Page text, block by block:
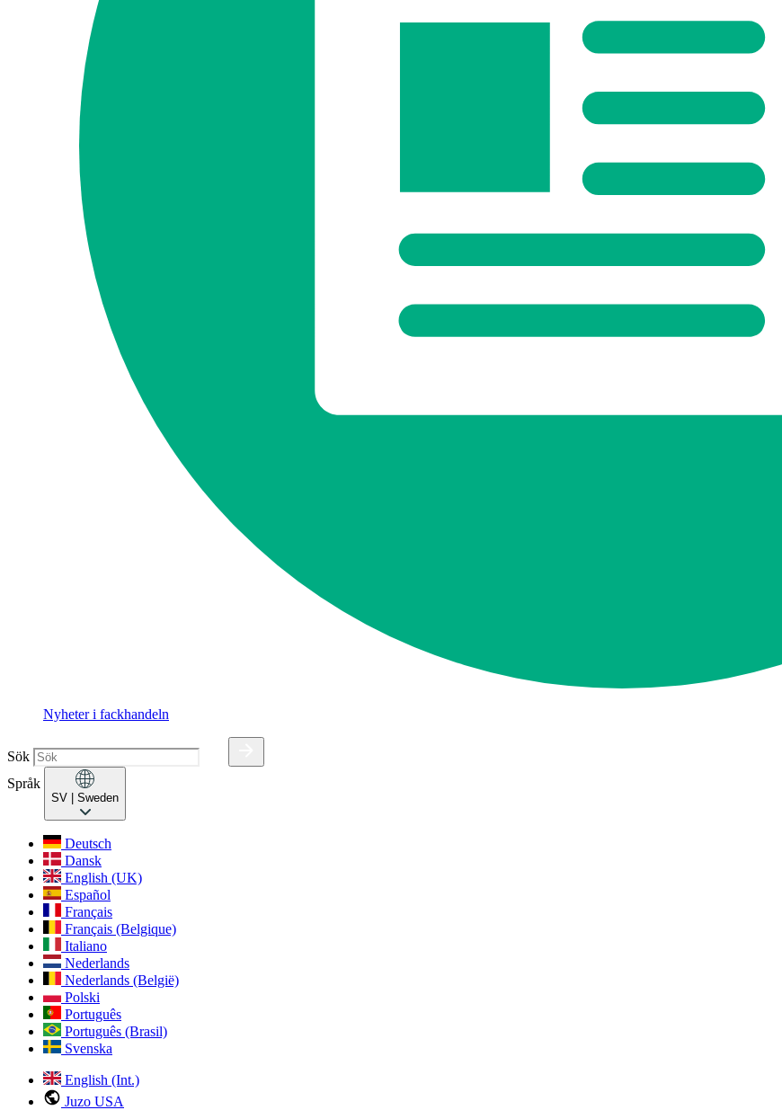
Nyheter i fackhandeln
Sök
Språk
SV | Sweden
Deutsch
Dansk
English (UK)
Español
Français
Français (Belgique)
Italiano
Nederlands
Nederlands (België)
Polski
Português
Português (Brasil)
Svenska
English (Int.)
Juzo USA